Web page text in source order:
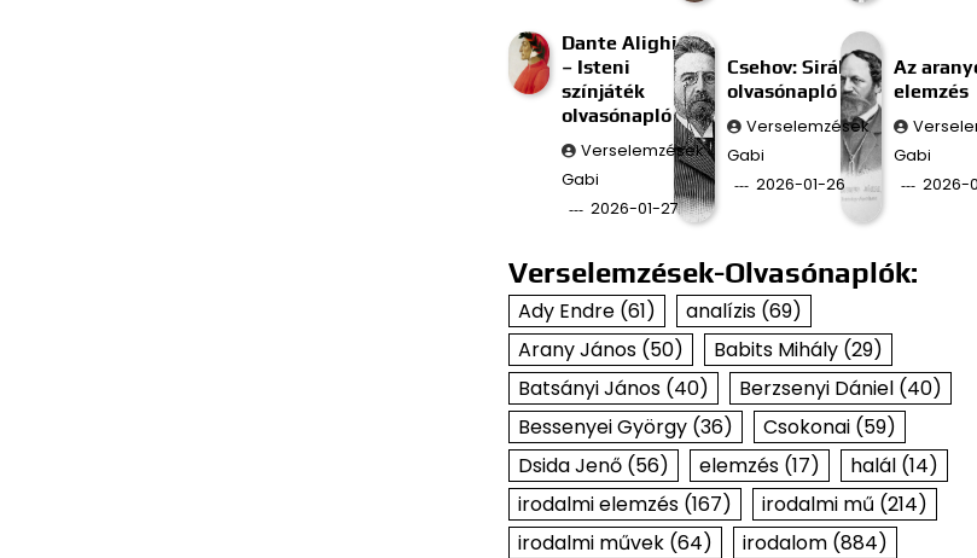
Dante Alighieri
– Isteni
színjáték
olvasónapló
Verselemzések
Gabi
2026-01-27
Csehov: Sirály
olvasónapló
Verselemzések
Gabi
2026-01-26
Az
elemzés
Gabi
2026-
Verselemzések-Olvasónaplók:
Ady Endre(61) analízis(69)
Arany János(50) Babits Mihály(29)
Batsányi János(40) Berzsenyi Dániel(40)
Bessenyei György(36) Csokonai(59)
Dsida Jenő(56) elemzés(17) halál(14)
irodalmi elemzés(167) irodalmi mű (214)
irodalmi művek(64) irodalom(884)